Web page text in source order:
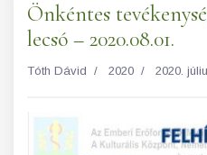
Önkéntes
lecsó – 2020.08.01.
Tóth Dávid 2020 2020.